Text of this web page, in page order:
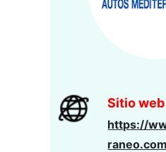
Sitio web
https://